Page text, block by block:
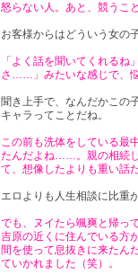
怒らない人。あと、競うこ
お客様からはどういう女の
「よく話を聞いてくれる
さ……」みたいな感じで、悩
聞き上手で、なんだかこの
キャラってことだね。
この前も洗体をしている最
たんだよね……。親の相続
て、想像したよりも重い話
エロよりも人生相談に比重
でも、ヌイたら颯爽と帰っ
吉原の近くに住んでいる方
間を使って息抜きに来たん
ていかれました（笑）。